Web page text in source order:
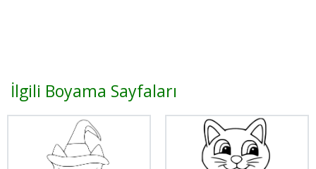
İlgili Boyama Sayfaları